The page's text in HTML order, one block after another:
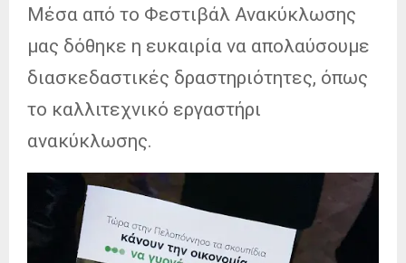
Μέσα από το Φεστιβάλ Ανακύκλωσης
μας δόθηκε η ευκαιρία να απολαύσουμε
διασκεδαστικές δραστηριότητες, όπως
το καλλιτεχνικό εργαστήρι
ανακύκλωσης.